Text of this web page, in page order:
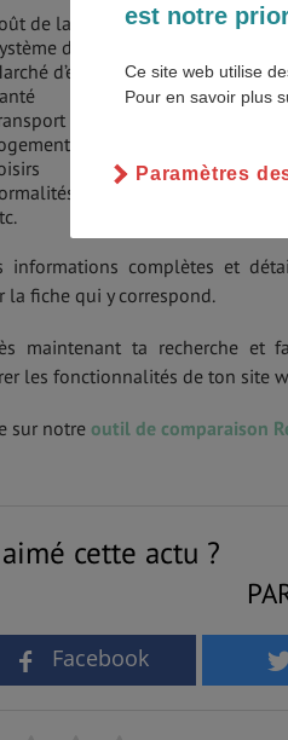
de la vie
d’études
d’emploi
informations complètes et
la fiche qui y correspond.
maintenant ta recherche et
les fonctionnalités de ton site
sur notre outil de comparaison
cette actu ?
Facebook
est notre
Ce site web utilise
Pour en savoir plus
Paramètres